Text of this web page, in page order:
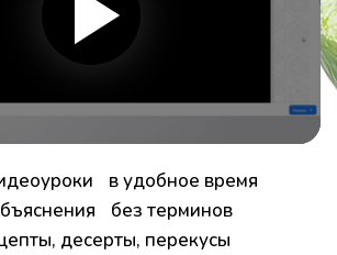
в удобное время
без терминов
десерты, перекусы